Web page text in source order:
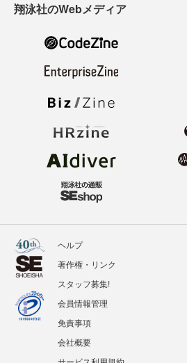
翔泳社のWebメディア
ヘルプ
著作権・リンク
スタッフ募集!
会員情報管理
免責事項
会社概要